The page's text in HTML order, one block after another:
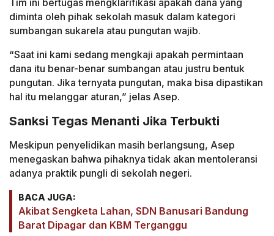
Tim ini bertugas mengklarifikasi apakah dana yang
diminta oleh pihak sekolah masuk dalam kategori
sumbangan sukarela atau pungutan wajib.
“Saat ini kami sedang mengkaji apakah permintaan
dana itu benar-benar sumbangan atau justru bentuk
pungutan. Jika ternyata pungutan, maka bisa dipastikan
hal itu melanggar aturan,” jelas Asep.
Sanksi Tegas Menanti Jika Terbukti
Meskipun penyelidikan masih berlangsung, Asep
menegaskan bahwa pihaknya tidak akan mentoleransi
adanya praktik pungli di sekolah negeri.
BACA JUGA:
Akibat Sengketa Lahan, SDN Banusari Bandung
Barat Dipagar dan KBM Terganggu